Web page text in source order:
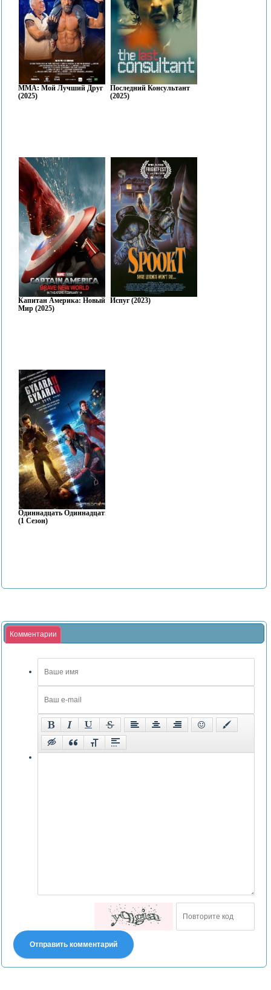
ММА: Мой Лучший Друг
(2025)
Последний Консультант
(2025)
Капитан Америка: Новый
Мир (2025)
Испуг (2023)
Одиннадцать Одиннадцать
(1 Сезон)
Комментарии
Отправить комментарий